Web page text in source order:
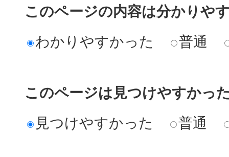
このページの内容は分かりや
わかりやすかった
普通
このページは見つけやすかっ
見つけやすかった
普通